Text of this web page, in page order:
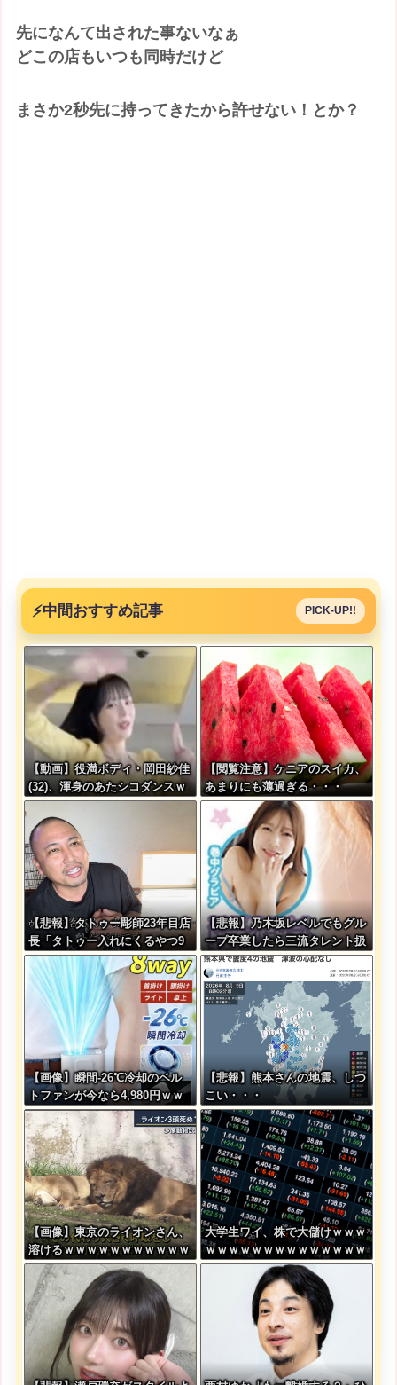
先になんて出された事ないなぁ
どこの店もいつも同時だけど
まさか2秒先に持ってきたから許せない！とか？
⚡中間おすすめ記事 PICK-UP!!
【動画】役満ボディ・岡田紗佳
(32)、渾身のあたシコダンスｗ
ｗｗｗｗｗ
【閲覧注意】ケニアのスイカ、
あまりにも薄過ぎる・・・
【悲報】タトゥー彫師23年目店
長「タトゥー入れにくるやつ9
9%バカです」
【悲報】乃木坂レベルでもグル
ープ卒業したら三流タレント扱
いになる模様・・・
【画像】瞬間-26℃冷却のベル
トファンが今なら4,980円ｗｗ
ｗｗｗｗ
【悲報】熊本さんの地震、しつ
こい・・・
【画像】東京のライオンさん、
溶けるｗｗｗｗｗｗｗｗｗｗｗ
ｗｗｗｗｗｗｗｗｗｗｗ
大学生ワイ、株で大儲けｗｗｗ
ｗｗｗｗｗｗｗｗｗｗｗｗｗｗ
ｗｗｗｗｗｗ